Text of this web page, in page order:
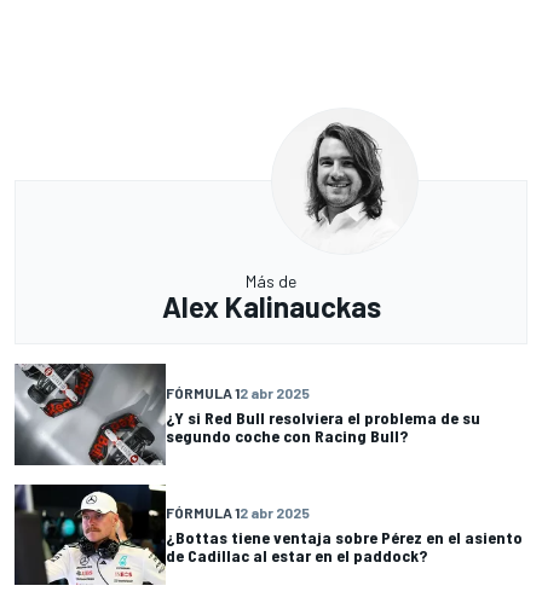
Más de
Alex Kalinauckas
FÓRMULA 12 abr 2025
¿Y si Red Bull resolviera el problema de su
segundo coche con Racing Bull?
FÓRMULA 12 abr 2025
¿Bottas tiene ventaja sobre Pérez en el asiento
de Cadillac al estar en el paddock?